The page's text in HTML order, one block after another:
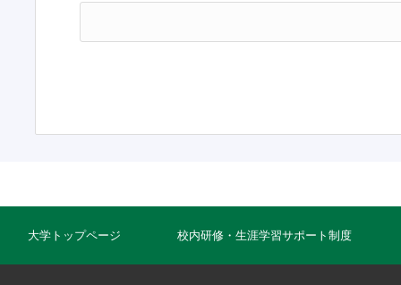
大学トップページ 校内研修・生涯学習サポート制度